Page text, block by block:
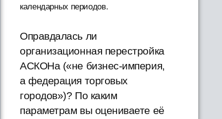
календарных периодов.
Оправдалась ли
организационная перестройка
АСКОНа («не бизнес-империя,
а федерация торговых
городов»)? По каким
параметрам вы оцениваете её